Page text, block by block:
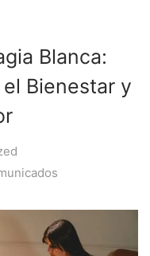
Blanca:
Bienestar y